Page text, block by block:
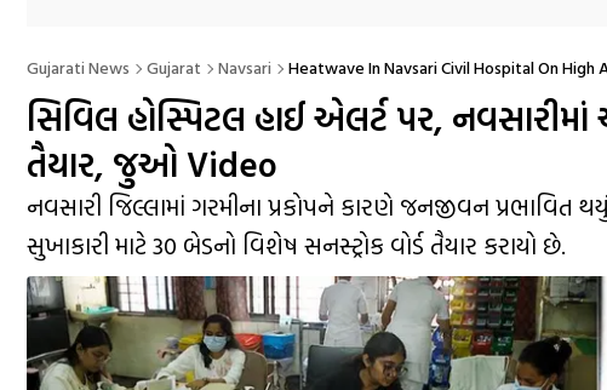
Gujarati News Gujarat Navsari Heatwave In Navsari Civil Hospital On High
સિવિલ હોસ્પિટલ હાઈ એલર્ટ પર,
તૈયાર, જુઓ Video
નવસારી જિલ્લામાં ગરમીના પ્રકોપને કારણે જનજીવન
સુખાકારી માટે 30 બેડનો વિશેષ સનસ્ટ્રોક વોર્ડ તૈયાર કરાયો છે.